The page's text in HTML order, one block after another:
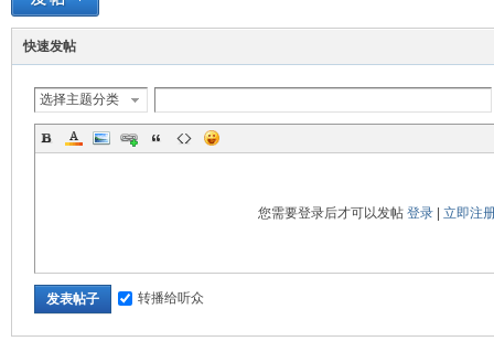
交快速发帖
选择主题分类
您需要登录后才可以发帖 登录| 立即注
发表帖子 转播给听众